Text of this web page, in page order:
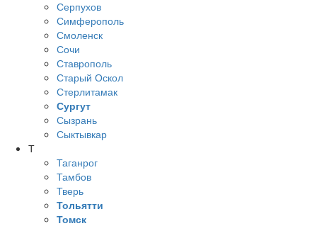
Серпухов
Симферополь
Смоленск
Сочи
Ставрополь
Старый Оскол
Стерлитамак
Сургут
Сызрань
Сыктывкар
Т
Таганрог
Тамбов
Тверь
Тольятти
Томск